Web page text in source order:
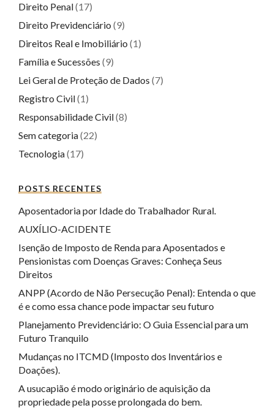
Direito Penal(17)
Direito Previdenciário (9)
Direitos Real e Imobiliário (1)
Família e Sucessões (9)
Lei Geral de Proteção de Dados (7)
Registro Civil(1)
Responsabilidade Civil(8)
Sem categoria(22)
Tecnologia(17)
POSTS RECENTES
Aposentadoria por Idade do Trabalhador Rural.
AUXÍLIO-ACIDENTE
Isenção de Imposto de Renda para Aposentados e
Pensionistas com Doenças Graves: Conheça Seus
Direitos
ANPP (Acordo de Não Persecução Penal): Entenda o que
é e como essa chance pode impactar seu futuro
Planejamento Previdenciário: O Guia Essencial para um
Futuro Tranquilo
Mudanças no ITCMD (Imposto dos Inventários e
Doações).
A usucapião é modo originário de aquisição da
propriedade pela posse prolongada do bem.